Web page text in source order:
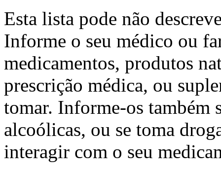
Esta lista pode não
Informe o seu médico ou
medicamentos, produtos
prescrição médica, ou
tomar. Informe-os também
alcoólicas, ou se toma
interagir com o seu